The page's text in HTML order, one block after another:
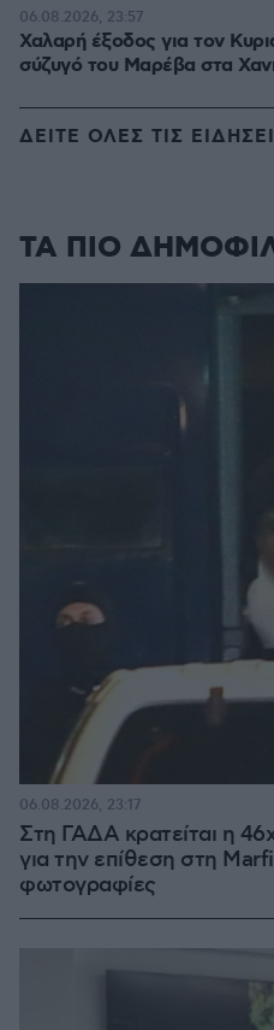
Χαλαρή έξοδος για τον
σύζυγό του Μαρέβα στα
06.08.2026, 23:57
ΔΕΙΤΕ ΟΛΕΣ ΤΙΣ
ΤΑ ΠΙΟ
Στη ΓΑΔΑ κρατείται η
για την επίθεση στη
φωτογραφίες
06.08.2026, 23:17